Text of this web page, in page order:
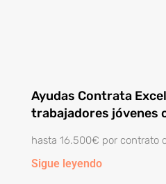
Ayudas Contrata
trabajadores jóvenes
hasta 16.500€ por contrato
Sigue leyendo